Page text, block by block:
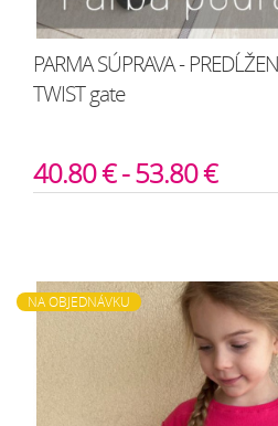
PARMA SÚPRAVA -
TWIST gate
40.80 € - 53.80 €
NA OBJEDNÁVKU